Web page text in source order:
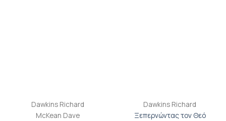
Dawkins Richard
McKean Dave
Dawkins Richard
Ξεπερνώντας τον Θεό